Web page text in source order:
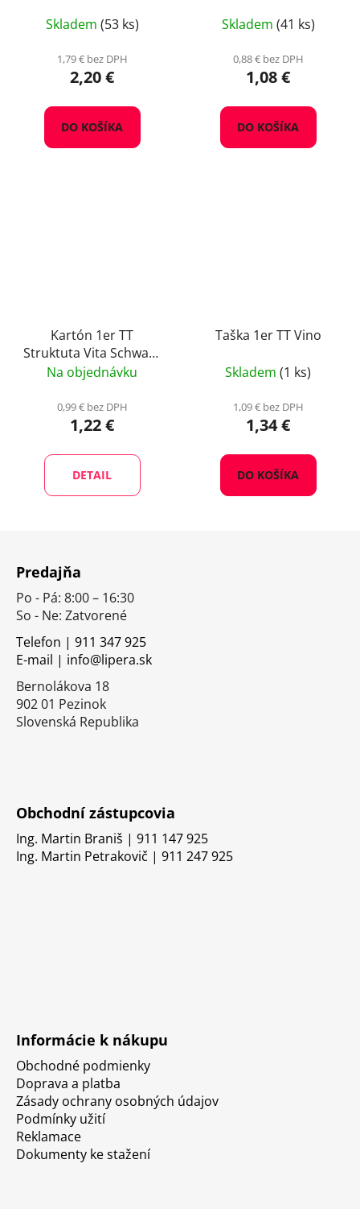
Skladem (53 ks)
1,79 € bez DPH
2,20 €
DO KOŠÍKA
Skladem (41 ks)
0,88 € bez DPH
1,08 €
DO KOŠÍKA
Kartón 1er TT
Struktuta Vita Schwarz
mit Fenster
Na objednávku
0,99 € bez DPH
1,22 €
DETAIL
Taška 1er TT Vino
Skladem (1 ks)
1,09 € bez DPH
1,34 €
DO KOŠÍKA
Predajňa
Po - Pá: 8:00 – 16:30
So - Ne: Zatvorené
Telefon | 911 347 925
E-mail | info@lipera.sk
Bernolákova 18
902 01 Pezinok
Slovenská Republika
Obchodní zástupcovia
Ing. Martin Braniš | 911 147 925
Ing. Martin Petrakovič | 911 247 925
Informácie k nákupu
Obchodné podmienky
Doprava a platba
Zásady ochrany osobných údajov
Podmínky užití
Reklamace
Dokumenty ke stažení